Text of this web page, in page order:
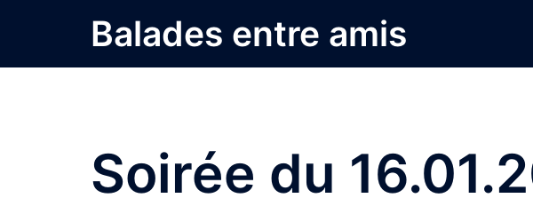
Balades entre amis
Soirée du